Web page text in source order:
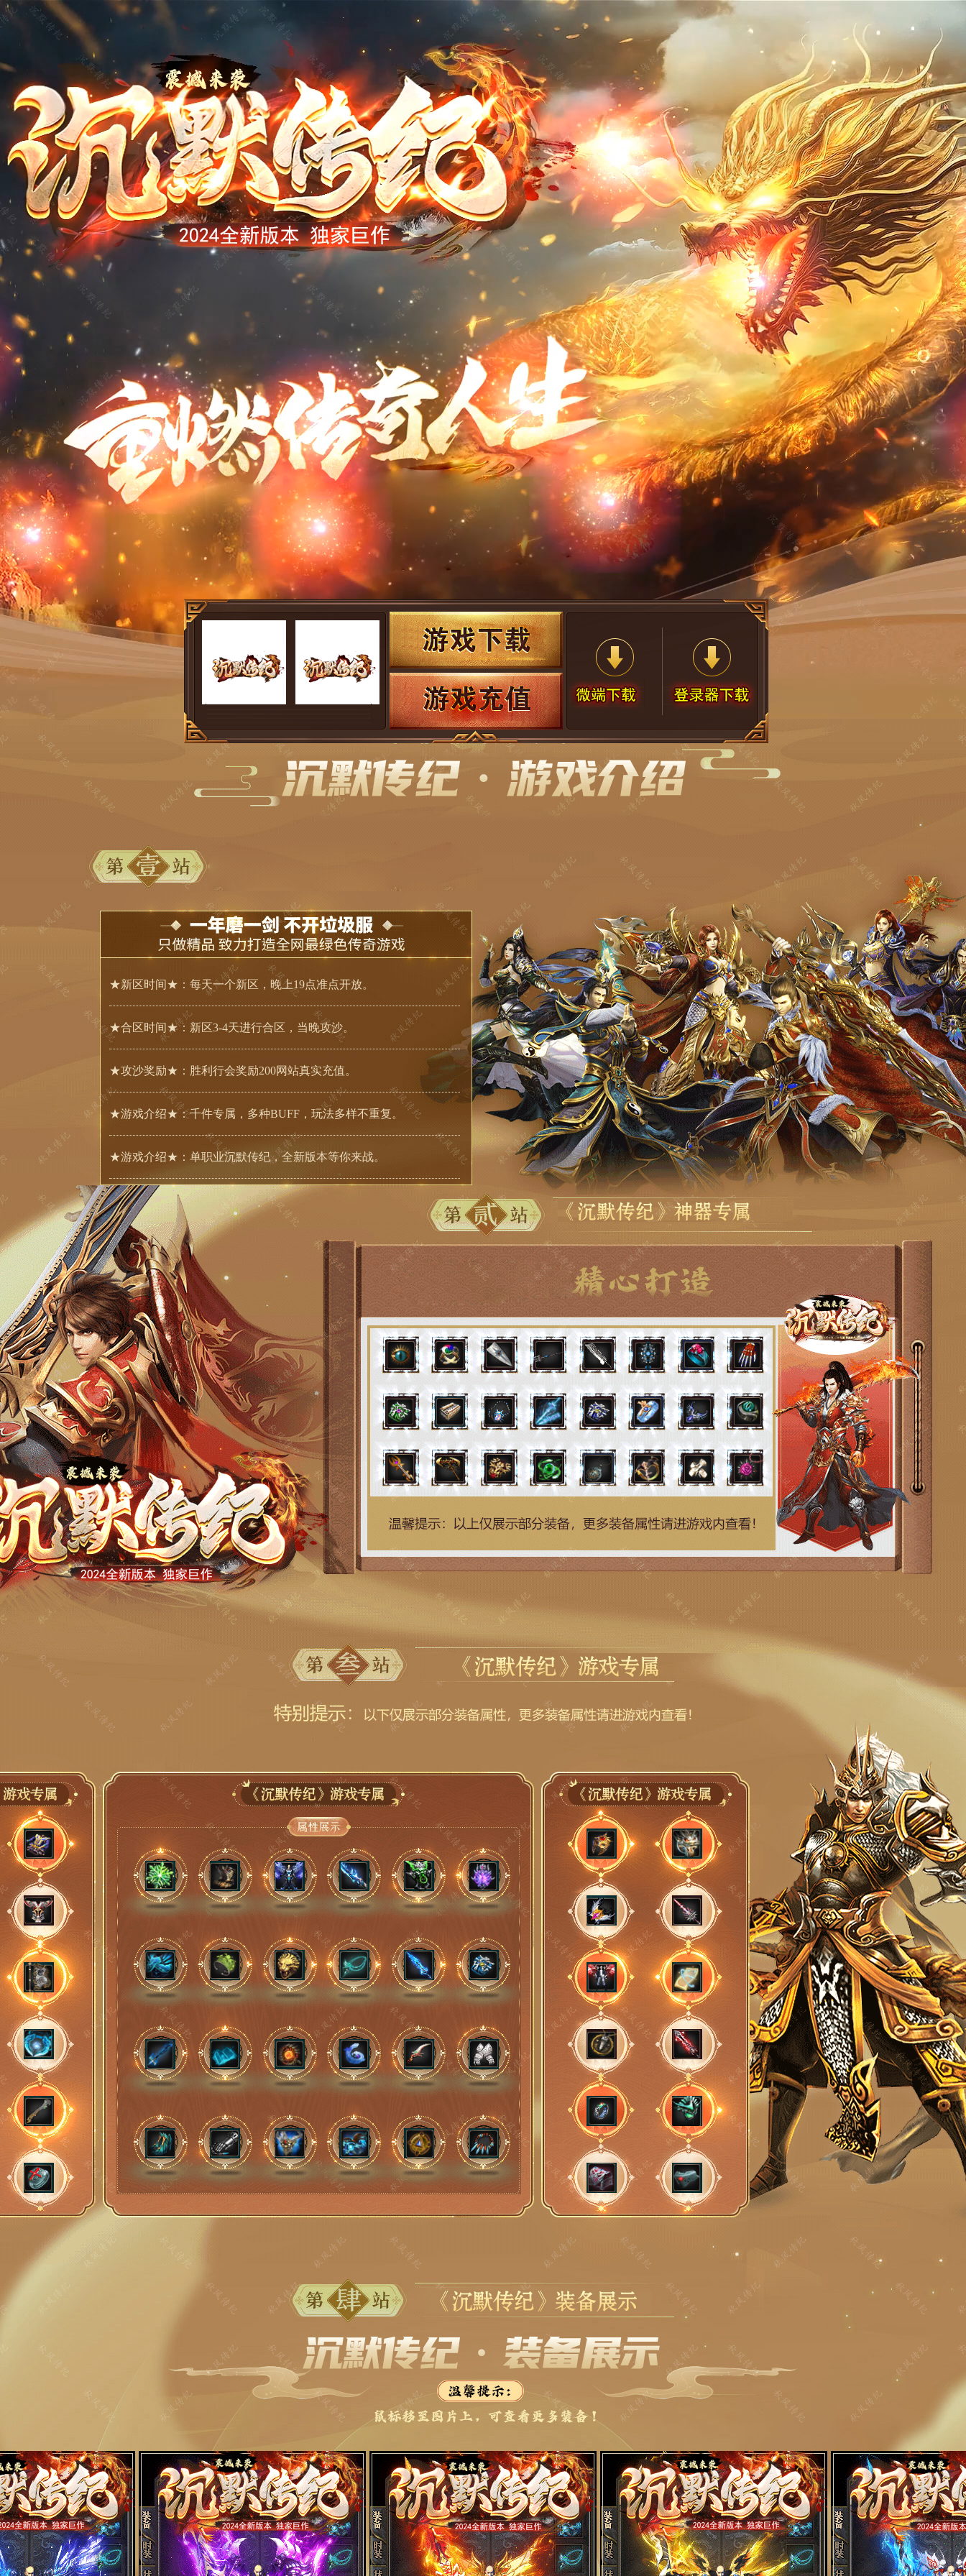
★新区时间★：每天一个新区，晚上19点准点开放。
★合区时间★：新区3-4天进行合区，当晚攻沙。
★攻沙奖励★：胜利行会奖励200网站真实充值。
★游戏介绍★：千件专属，多种BUFF，玩法多样不重复。
★游戏介绍★：单职业沉默传纪，全新版本等你来战。